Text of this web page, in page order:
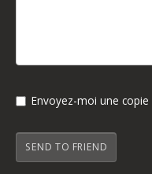
Envoyez-moi une copie